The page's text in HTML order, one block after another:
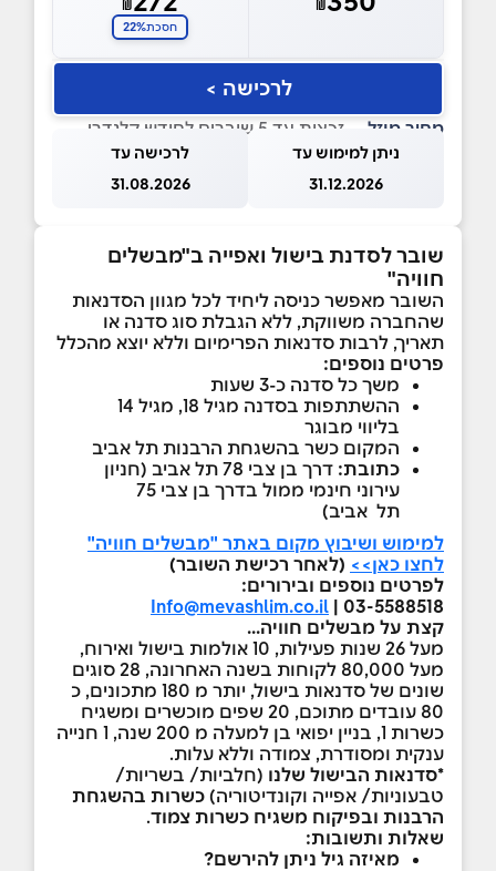
₪
₪
חסכת22%
לרכישה >
מחיר מוזל — זכאות עד 5 שוברים לחודש קלנדרי
ניתן למימוש עד
31.12.2026
לרכישה עד
31.08.2026
שובר לסדנת בישול ואפייה ב"מבשלים
חוויה"
השובר מאפשר כניסה ליחיד לכל מגוון הסדנאות
שהחברה משווקת, ללא הגבלת סוג סדנה או
תאריך, לרבות סדנאות הפרימיום וללא יוצא מהכלל
פרטים נוספים:
משך כל סדנה כ-3 שעות
ההשתתפות בסדנה מגיל 18, מגיל 14
בליווי מבוגר
המקום כשר בהשגחת הרבנות תל אביב
כתובת:
דרך בן צבי 78 תל אביב (חניון
עירוני חינמי ממול בדרך בן צבי 75
תל אביב)
למימוש ושיבוץ מקום באתר "מבשלים חוויה"
לחצו כאן>> (לאחר רכישת השובר)
לפרטים נוספים ובירורים:
03-5588518 |
Info@mevashlim.co.il
קצת על מבשלים חוויה...
מעל 26 שנות פעילות, 10 אולמות בישול ואירוח,
מעל 80,000 לקוחות בשנה האחרונה, 28 סוגים
שונים של סדנאות בישול, יותר מ 180 מתכונים, כ
80 עובדים מתוכם, 20 שפים מוכשרים ומשגיח
כשרות 1, בניין יפואי בן למעלה מ 200 שנה, 1 חנייה
ענקית ומסודרת, צמודה וללא עלות.
*סדנאות הבישול שלנו (חלביות/ בשריות/
טבעוניות/ אפייה וקונדיטוריה) כשרות בהשגחת
הרבנות ובפיקוח משגיח כשרות צמוד.
שאלות ותשובות:
מאיזה גיל ניתן להירשם?